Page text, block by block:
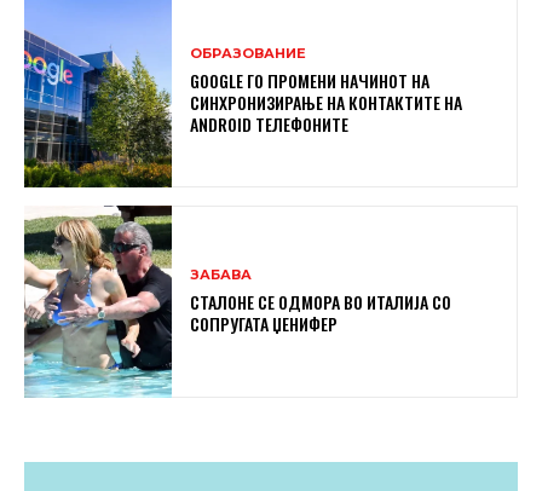
ОБРАЗОВАНИЕ
GOOGLE ГО ПРОМЕНИ НАЧИНОТ НА
СИНХРОНИЗИРАЊЕ НА КОНТАКТИТЕ НА
ANDROID ТЕЛЕФОНИТЕ
ЗАБАВА
СТАЛОНЕ СЕ ОДМОРА ВО ИТАЛИЈА СО
СОПРУГАТА ЏЕНИФЕР